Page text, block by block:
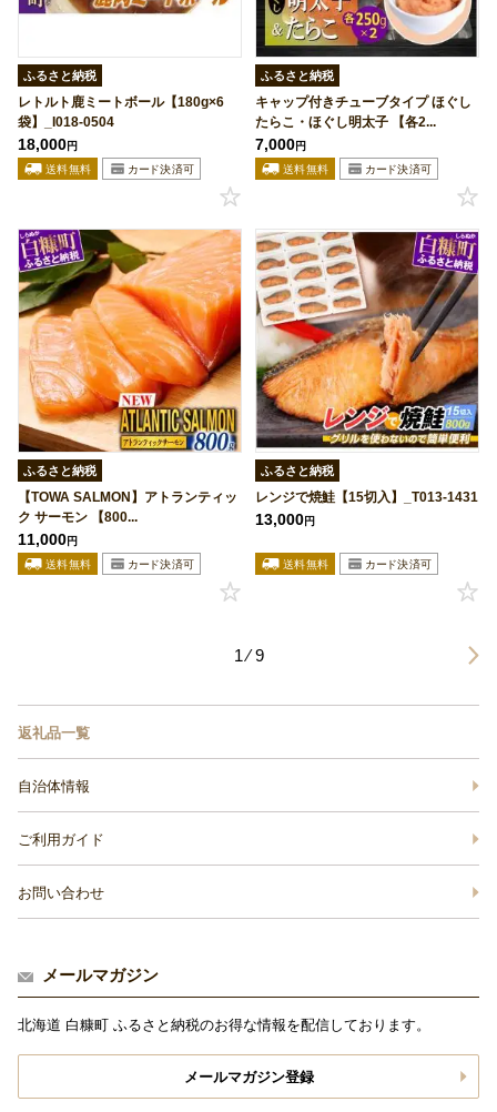
ふるさと納税
レトルト鹿ミートボール【180g×6
袋】_I018-0504
18,000円
ふるさと納税
キャップ付きチューブタイプ ほぐし
たらこ・ほぐし明太子 【各2...
7,000円
ふるさと納税
【TOWA SALMON】アトランティッ
ク サーモン 【800...
11,000円
ふるさと納税
レンジで焼鮭【15切入】_T013-1431
13,000円
1 ⁄ 9
返礼品一覧
自治体情報
ご利用ガイド
お問い合わせ
メールマガジン
北海道 白糠町 ふるさと納税のお得な情報を配信しております。
メールマガジン登録